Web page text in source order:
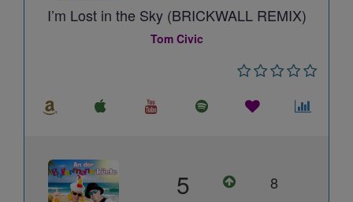
I’m Lost in the Sky (BRICKWALL REMIX)
Tom Civic
5 8